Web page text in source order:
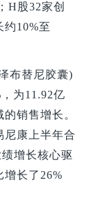
H股32家创
10%至
布替尼胶囊)
为11.92亿
销售增长。
尼康上半年合
增长核心驱
增长了26%